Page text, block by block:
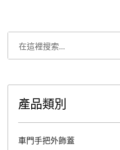
產品類別
車門手把外飾蓋